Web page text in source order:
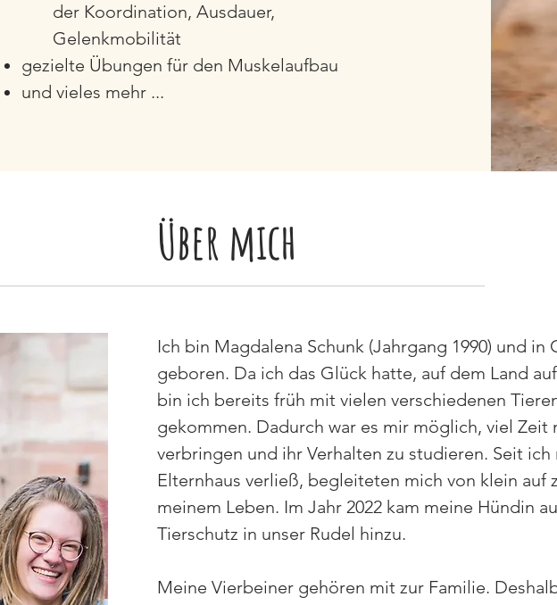
der Koordination, Ausdauer,
Gelenkmobilität
gezielte Übungen für den Muskelaufbau
und vieles mehr ...
Über mich
Ich bin Magdalena Schunk (Jahrgang 1990) und in
geboren. Da ich das Glück hatte, auf dem Land
bin ich bereits früh mit vielen verschiedenen
gekommen. Dadurch war es mir möglich, viel Zeit
verbringen und ihr Verhalten zu studieren. Seit ich
Elternhaus verließ, begleiteten mich von klein auf
meinem Leben. Im Jahr 2022 kam meine Hündin
Tierschutz in unser Rudel hinzu.
Meine Vierbeiner gehören mit zur Familie.